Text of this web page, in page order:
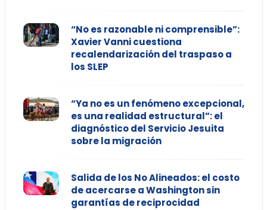
“No es razonable ni comprensible”:
Xavier Vanni cuestiona
recalendarización del traspaso a
los SLEP
“Ya no es un fenómeno excepcional,
es una realidad estructural”: el
diagnóstico del Servicio Jesuita
sobre la migración
Salida de los No Alineados: el costo
de acercarse a Washington sin
garantías de reciprocidad